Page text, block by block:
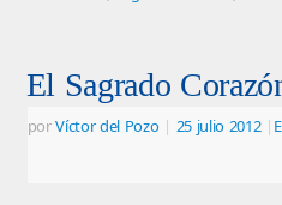
El Sagrado
porVíctor del Pozo | 25 julio 2012 |